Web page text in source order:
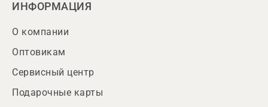
ИНФОРМАЦИЯ
О компании
Оптовикам
Сервисный центр
Подарочные карты